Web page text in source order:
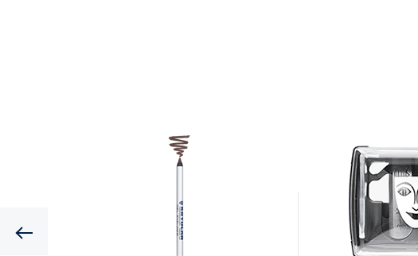
Previous